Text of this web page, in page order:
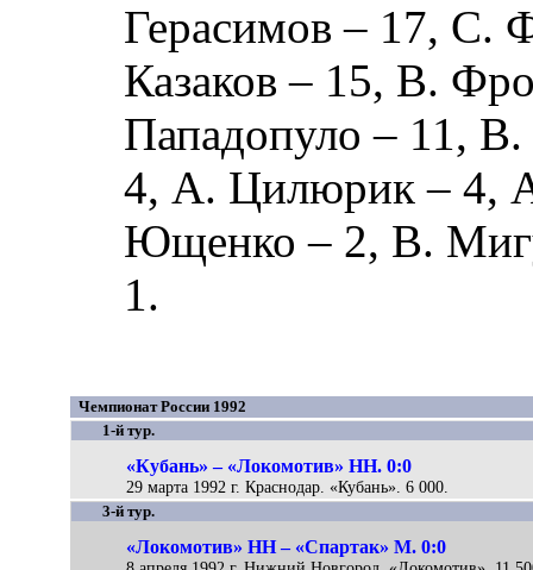
Герасимов – 17, С.
Казаков – 15, В.
Пападопуло – 11, В.
4, А. Цилюрик – 4,
Ющенко – 2, В.
1.
Чемпионат России 1992
1-й тур.
«Кубань» – «Локомотив» НН. 0:0
29 марта 1992 г. Краснодар. «Кубань». 6 000.
3-й тур.
«Локомотив» НН – «Спартак» М. 0:0